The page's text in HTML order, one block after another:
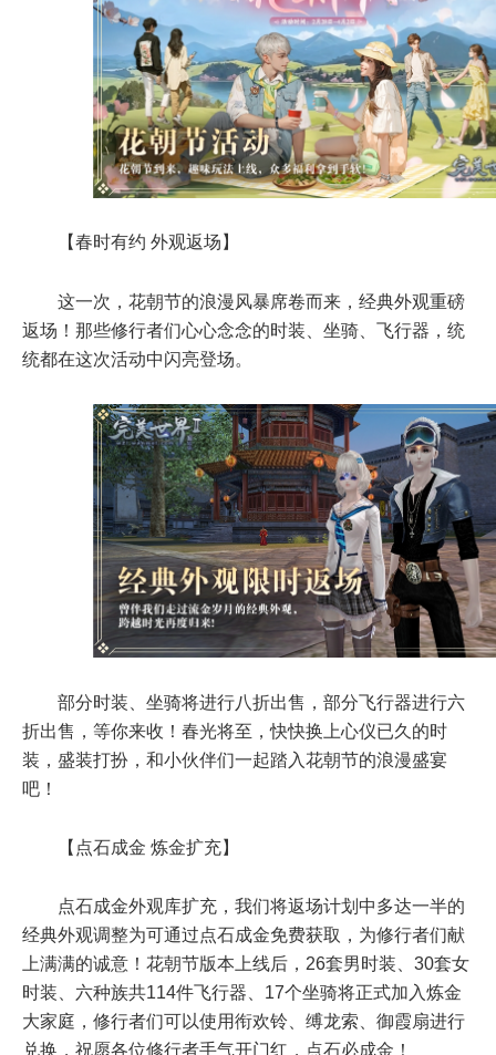
【春时有约 外观返场】
这一次，花朝节的浪漫风暴席卷而来，经典外观重磅
返场！那些修行者们心心念念的时装、坐骑、飞行器，统
统都在这次活动中闪亮登场。
部分时装、坐骑将进行八折出售，部分飞行器进行六
折出售，等你来收！春光将至，快快换上心仪已久的时
装，盛装打扮，和小伙伴们一起踏入花朝节的浪漫盛宴
吧！
【点石成金 炼金扩充】
点石成金外观库扩充，我们将返场计划中多达一半的
经典外观调整为可通过点石成金免费获取，为修行者们献
上满满的诚意！花朝节版本上线后，26套男时装、30套女
时装、六种族共114件飞行器、17个坐骑将正式加入炼金
大家庭，修行者们可以使用衔欢铃、缚龙索、御霞扇进行
兑换，祝愿各位修行者手气开门红，点石必成金！